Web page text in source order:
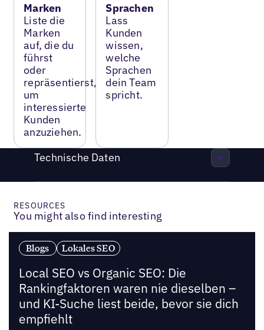
Marken
Liste die
Marken
auf, die du
führst
oder
repräsentierst,
um
interessierte
Kunden
anzuziehen.
Sprachen
Lass
Kunden
wissen,
welche
Sprachen
dein Team
spricht.
Technische Daten
RESOURCES
You might also find interesting
Blogs Lokales SEO
Local SEO vs Organic SEO: Die
Rankingfaktoren waren nie dieselben –
und KI-Suche liest beide, bevor sie dich
empfiehlt